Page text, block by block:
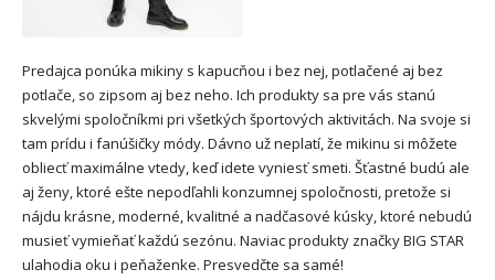
Predajca ponúka mikiny s kapucňou i bez nej, potlačené aj bez
potlače, so zipsom aj bez neho. Ich produkty sa pre vás stanú
skvelými spoločníkmi pri všetkých športových aktivitách. Na svoje si
tam prídu i fanúšičky módy. Dávno už neplatí, že mikinu si môžete
obliecť maximálne vtedy, keď idete vyniesť smeti. Šťastné budú ale
aj ženy, ktoré ešte nepodľahli konzumnej spoločnosti, pretože si
nájdu krásne, moderné, kvalitné a nadčasové kúsky, ktoré nebudú
musieť vymieňať každú sezónu. Naviac produkty značky BIG STAR
ulahodia oku i peňaženke. Presvedčte sa samé!